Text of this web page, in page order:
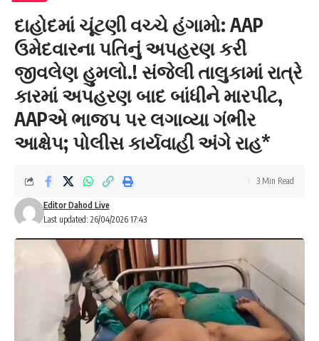
દાહોદમાં ચૂંટણી વચ્ચે હંગામો: AAP
ઉમેદવારના પતિનું અપહરણ કરી
જીવલેણ હુમલો.! સંજેલી તાલુકામાં રાત્રે
કારમાં અપહરણ બાદ બાંધીને મારપીટ,
AAPએ ભાજપ પર લગાવ્યા ગંભીર
આક્ષેપ; પોલીસ કાર્યવાહી અંગે રાહ*
Last updated: 26/04/2026 17:43
Editor Dahod Live
3 Min Read